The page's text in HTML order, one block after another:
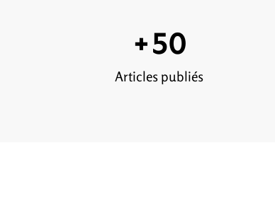
Articles publiés
+50